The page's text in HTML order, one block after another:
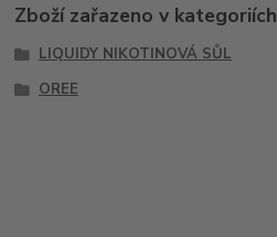
Zboží zařazeno v kategoriích
LIQUIDY NIKOTINOVÁ SŮL
OREE